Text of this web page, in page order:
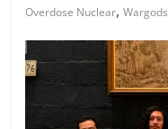
Overdose Nuclear,